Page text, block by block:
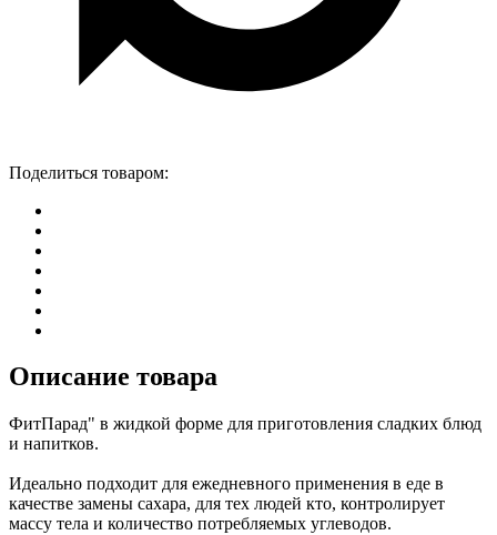
Поделиться товаром:
Описание товара
ФитПарад" в жидкой форме для приготовления сладких блюд
и напитков.
Идеально подходит для ежедневного применения в еде в
качестве замены сахара, для тех людей кто, контролирует
массу тела и количество потребляемых углеводов.